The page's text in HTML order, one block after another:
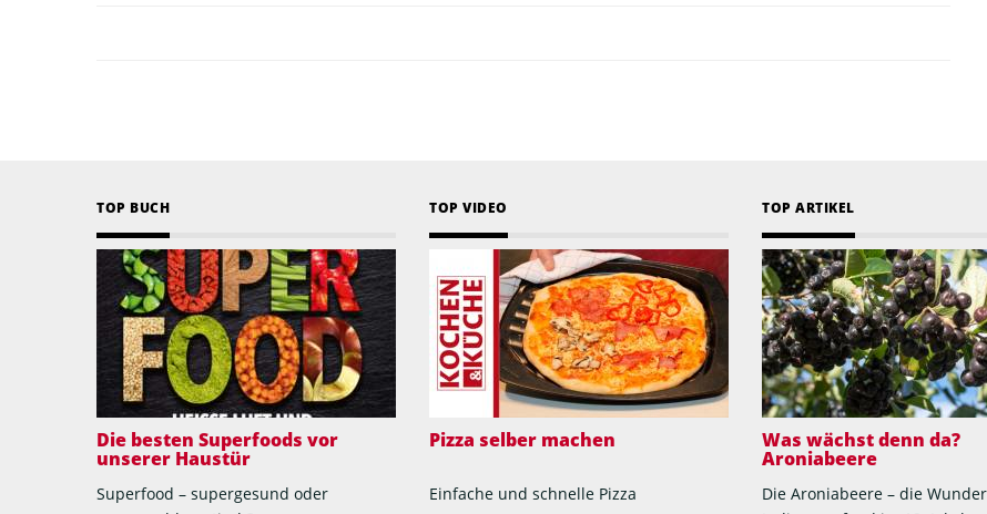
TOP BUCH
Die besten Superfoods vor
unserer Haustür
Superfood – supergesund oder
TOP VIDEO
Pizza selber machen
Einfache und schnelle Pizza
TOP ARTIKEL
Was wächst denn da?
Aroniabeere
Die Aroniabeere – die